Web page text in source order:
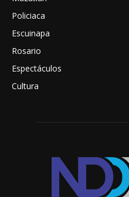
Policiaca
Escuinapa
Rosario
Espectáculos
Cultura